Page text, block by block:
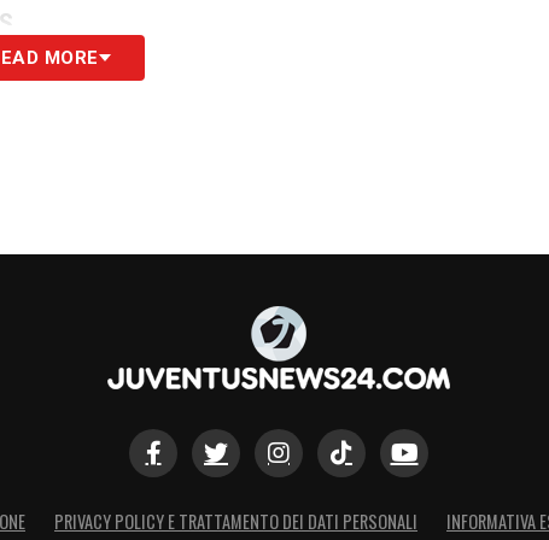
MORE
PRIVACY POLICY E TRATTAMENTO DEI DATI PERSONALI INFORMATIVA